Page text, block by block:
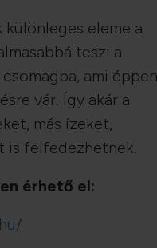
eleme a
teszi a
ami éppen
vár. Így akár a
más ízeket,
is felfedezhetnek.
érhető el: